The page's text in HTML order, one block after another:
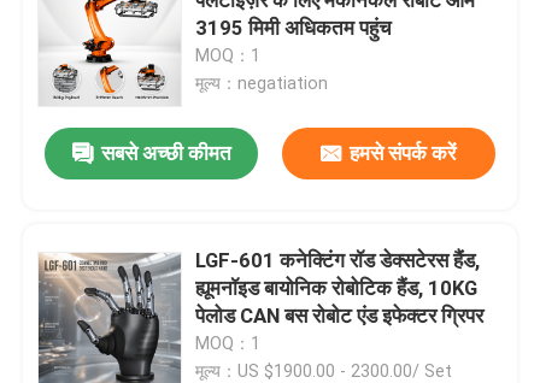
वीडियो
हमारे बारे में
गुणवत्ता नियंत्रण
हमसे संपर्क करें
3195 मिमी अधिकतम पहुंच
MOQ：1
मूल्य：negatiation
सबसे अच्छी कीमत हमसे संपर्क करें
LGF-601 कनेक्टिंग रॉड डेक्सटेरस हैंड,
ह्यूमनॉइड बायोनिक रोबोटिक हैंड, 10KG
पेलोड CAN बस रोबोट एंड इफेक्टर ग्रिपर
MOQ：1
मूल्य：US $1900.00 - 2300.00/ Set